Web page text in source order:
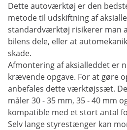
Dette autoværktøj er den
metode til udskiftning af
standardværktøj risikerer man
bilens dele, eller at
skade.
Afmontering af aksialleddet er
krævende opgave. For at gøre
anbefales dette værktøjssæt.
måler 30 - 35 mm, 35 - 40 mm
kompatible med et stort antal
Selv lange styrestænger kan